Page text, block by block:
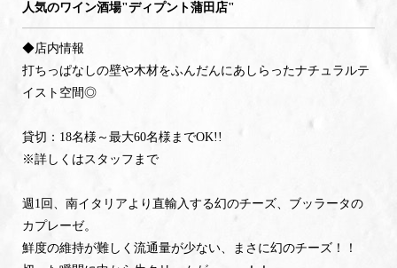
人気のワイン酒場"ディプント蒲田店"
◆店内情報
打ちっぱなしの壁や木材をふんだんにあしらったナチュラルテ
イスト空間◎
貸切：18名様～最大60名様までOK!!
※詳しくはスタッフまで
週1回、南イタリアより直輸入する幻のチーズ、ブッラータの
カプレーゼ。
鮮度の維持が難しく流通量が少ない、まさに幻のチーズ！！